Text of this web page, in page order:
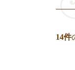
14件